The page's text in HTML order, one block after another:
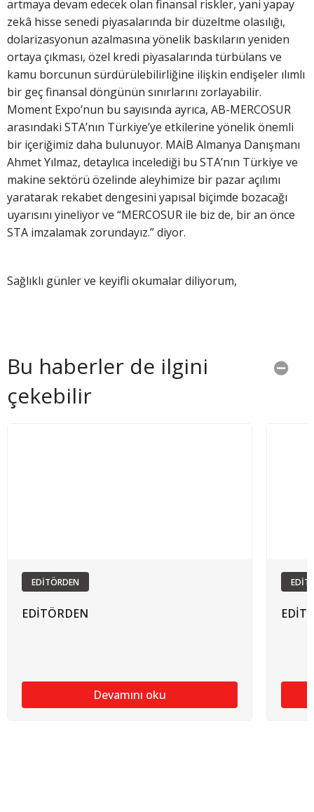
artmaya devam edecek olan finansal riskler, yani yapay
zekâ hisse senedi piyasalarında bir düzeltme olasılığı,
dolarizasyonun azalmasına yönelik baskıların yeniden
ortaya çıkması, özel kredi piyasalarında türbülans ve
kamu borcunun sürdürülebilirliğine ilişkin endişeler ılımlı
bir geç finansal döngünün sınırlarını zorlayabilir.
Moment Expo’nun bu sayısında ayrıca, AB-MERCOSUR
arasındaki STA’nın Türkiye’ye etkilerine yönelik önemli
bir içeriğimiz daha bulunuyor. MAİB Almanya Danışmanı
Ahmet Yılmaz, detaylıca incelediği bu STA’nın Türkiye ve
makine sektörü özelinde aleyhimize bir pazar açılımı
yaratarak rekabet dengesini yapısal biçimde bozacağı
uyarısını yineliyor ve “MERCOSUR ile biz de, bir an önce
STA imzalamak zorundayız.” diyor.
Sağlıklı günler ve keyifli okumalar diliyorum,
Bu haberler de ilgini
çekebilir
EDİTÖRDEN
EDİTÖRDEN
Devamını oku